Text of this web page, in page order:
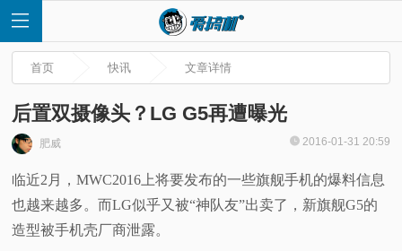
页
首页 快讯 文章详情
后置双摄像头？LG G5再遭曝光
肥威 2016-01-31 20:59
临近2月，MWC2016上将要发布的一些旗舰手机的爆料信息
也越来越多。而LG似乎又被“神队友”出卖了，新旗舰G5的
造型被手机壳厂商泄露。